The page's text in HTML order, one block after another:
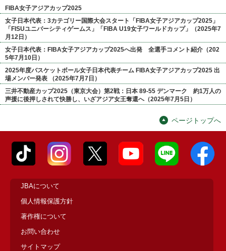
FIBA女子アジアカップ2025
女子日本代表：3カテゴリー国際大会スタート「FIBA女子アジアカップ2025」
「FISUユニバーシティゲームス」「FIBA U19女子ワールドカップ」（2025年7
月12日）
女子日本代表：FIBA女子アジアカップ2025へ出発 全選手コメント紹介（202
5年7月10日）
2025年度バスケットボール女子日本代表チーム FIBA女子アジアカップ2025 出
場メンバー発表 （2025年7月7日）
三井不動産カップ2025（東京大会）第2戦：日本 89-55 デンマーク 約1万人の
声援に後押しされて快勝し、いざアジア女王奪還へ（2025年7月5日）
ページトップへ
JBAについて
個人情報保護方針
著作権について
お問い合わせ
サイトマップ